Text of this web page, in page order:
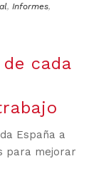
, Informes,
cada
España a
para mejorar